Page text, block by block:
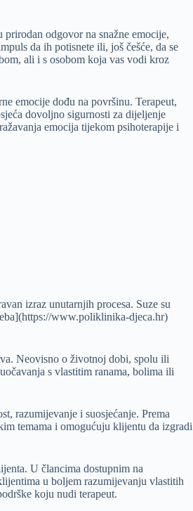
odgovor na snažne emocije,
da ih potisnete ili, još češće, da se
ali i s osobom koja vas vodi kroz
emocije dođu na površinu. Terapeut,
dovoljno sigurnosti za dijeljenje
emocija tijekom psihoterapije i
izraz unutarnjih procesa. Suze su
www.poliklinika-djeca.hr)
Neovisno o životnoj dobi, spolu ili
s vlastitim ranama, bolima ili
razumijevanje i suosjećanje. Prema
temama i omogućuju klijentu da izgradi
U člancima dostupnim na
u boljem razumijevanju vlastitih
koju nudi terapeut.